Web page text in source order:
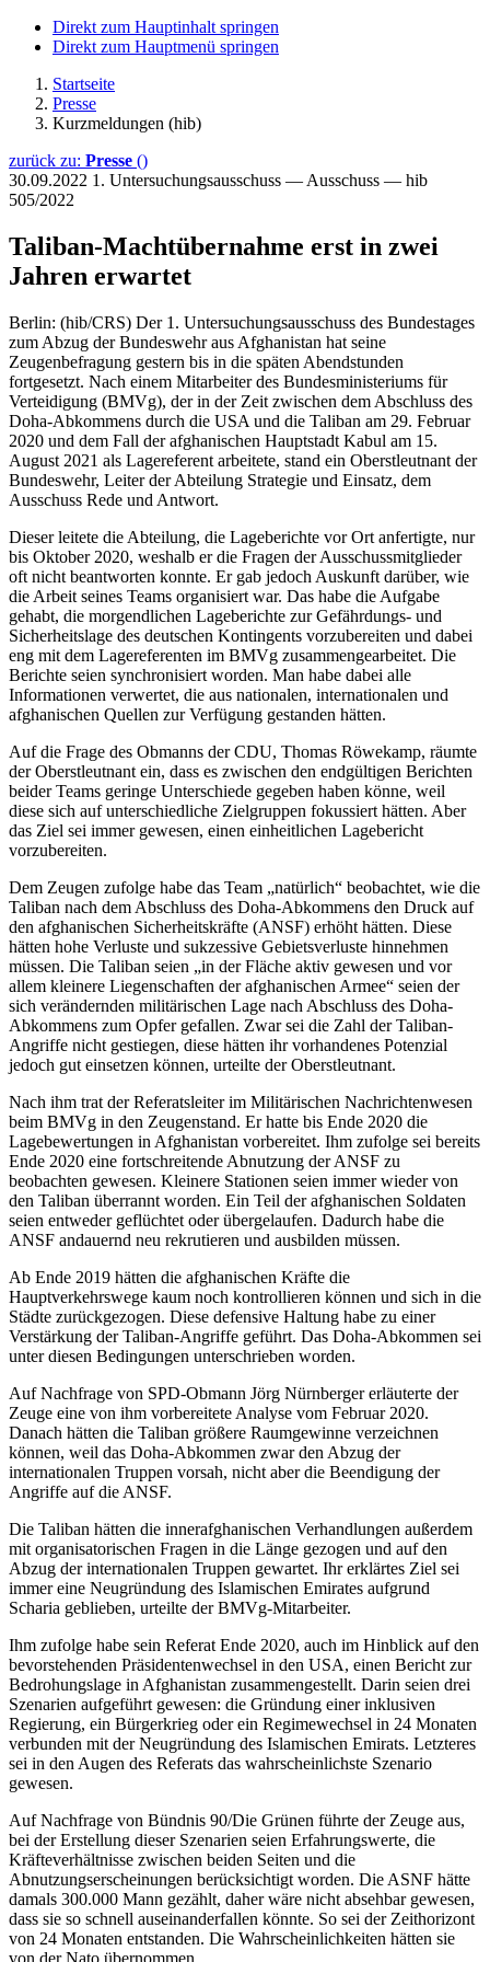
Direkt zum Hauptinhalt springen
Direkt zum Hauptmenü springen
Startseite
Presse
Kurzmeldungen (hib)
zurück zu: Presse ()
30.09.2022 1. Untersuchungsausschuss — Ausschuss — hib
505/2022
Taliban-Machtübernahme erst in zwei
Jahren erwartet
Berlin: (hib/CRS) Der 1. Untersuchungsausschuss des Bundestages
zum Abzug der Bundeswehr aus Afghanistan hat seine
Zeugenbefragung gestern bis in die späten Abendstunden
fortgesetzt. Nach einem Mitarbeiter des Bundesministeriums für
Verteidigung (BMVg), der in der Zeit zwischen dem Abschluss des
Doha-Abkommens durch die USA und die Taliban am 29. Februar
2020 und dem Fall der afghanischen Hauptstadt Kabul am 15.
August 2021 als Lagereferent arbeitete, stand ein Oberstleutnant der
Bundeswehr, Leiter der Abteilung Strategie und Einsatz, dem
Ausschuss Rede und Antwort.
Dieser leitete die Abteilung, die Lageberichte vor Ort anfertigte, nur
bis Oktober 2020, weshalb er die Fragen der Ausschussmitglieder
oft nicht beantworten konnte. Er gab jedoch Auskunft darüber, wie
die Arbeit seines Teams organisiert war. Das habe die Aufgabe
gehabt, die morgendlichen Lageberichte zur Gefährdungs- und
Sicherheitslage des deutschen Kontingents vorzubereiten und dabei
eng mit dem Lagereferenten im BMVg zusammengearbeitet. Die
Berichte seien synchronisiert worden. Man habe dabei alle
Informationen verwertet, die aus nationalen, internationalen und
afghanischen Quellen zur Verfügung gestanden hätten.
Auf die Frage des Obmanns der CDU, Thomas Röwekamp, räumte
der Oberstleutnant ein, dass es zwischen den endgültigen Berichten
beider Teams geringe Unterschiede gegeben haben könne, weil
diese sich auf unterschiedliche Zielgruppen fokussiert hätten. Aber
das Ziel sei immer gewesen, einen einheitlichen Lagebericht
vorzubereiten.
Dem Zeugen zufolge habe das Team „natürlich“ beobachtet, wie die
Taliban nach dem Abschluss des Doha-Abkommens den Druck auf
den afghanischen Sicherheitskräfte (ANSF) erhöht hätten. Diese
hätten hohe Verluste und sukzessive Gebietsverluste hinnehmen
müssen. Die Taliban seien „in der Fläche aktiv gewesen und vor
allem kleinere Liegenschaften der afghanischen Armee“ seien der
sich verändernden militärischen Lage nach Abschluss des Doha-
Abkommens zum Opfer gefallen. Zwar sei die Zahl der Taliban-
Angriffe nicht gestiegen, diese hätten ihr vorhandenes Potenzial
jedoch gut einsetzen können, urteilte der Oberstleutnant.
Nach ihm trat der Referatsleiter im Militärischen Nachrichtenwesen
beim BMVg in den Zeugenstand. Er hatte bis Ende 2020 die
Lagebewertungen in Afghanistan vorbereitet. Ihm zufolge sei bereits
Ende 2020 eine fortschreitende Abnutzung der ANSF zu
beobachten gewesen. Kleinere Stationen seien immer wieder von
den Taliban überrannt worden. Ein Teil der afghanischen Soldaten
seien entweder geflüchtet oder übergelaufen. Dadurch habe die
ANSF andauernd neu rekrutieren und ausbilden müssen.
Ab Ende 2019 hätten die afghanischen Kräfte die
Hauptverkehrswege kaum noch kontrollieren können und sich in die
Städte zurückgezogen. Diese defensive Haltung habe zu einer
Verstärkung der Taliban-Angriffe geführt. Das Doha-Abkommen sei
unter diesen Bedingungen unterschrieben worden.
Auf Nachfrage von SPD-Obmann Jörg Nürnberger erläuterte der
Zeuge eine von ihm vorbereitete Analyse vom Februar 2020.
Danach hätten die Taliban größere Raumgewinne verzeichnen
können, weil das Doha-Abkommen zwar den Abzug der
internationalen Truppen vorsah, nicht aber die Beendigung der
Angriffe auf die ANSF.
Die Taliban hätten die innerafghanischen Verhandlungen außerdem
mit organisatorischen Fragen in die Länge gezogen und auf den
Abzug der internationalen Truppen gewartet. Ihr erklärtes Ziel sei
immer eine Neugründung des Islamischen Emirates aufgrund
Scharia geblieben, urteilte der BMVg-Mitarbeiter.
Ihm zufolge habe sein Referat Ende 2020, auch im Hinblick auf den
bevorstehenden Präsidentenwechsel in den USA, einen Bericht zur
Bedrohungslage in Afghanistan zusammengestellt. Darin seien drei
Szenarien aufgeführt gewesen: die Gründung einer inklusiven
Regierung, ein Bürgerkrieg oder ein Regimewechsel in 24 Monaten
verbunden mit der Neugründung des Islamischen Emirats. Letzteres
sei in den Augen des Referats das wahrscheinlichste Szenario
gewesen.
Auf Nachfrage von Bündnis 90/Die Grünen führte der Zeuge aus,
bei der Erstellung dieser Szenarien seien Erfahrungswerte, die
Kräfteverhältnisse zwischen beiden Seiten und die
Abnutzungserscheinungen berücksichtigt worden. Die ASNF hätte
damals 300.000 Mann gezählt, daher wäre nicht absehbar gewesen,
dass sie so schnell auseinanderfallen könnte. So sei der Zeithorizont
von 24 Monaten entstanden. Die Wahrscheinlichkeiten hätten sie
von der Nato übernommen.